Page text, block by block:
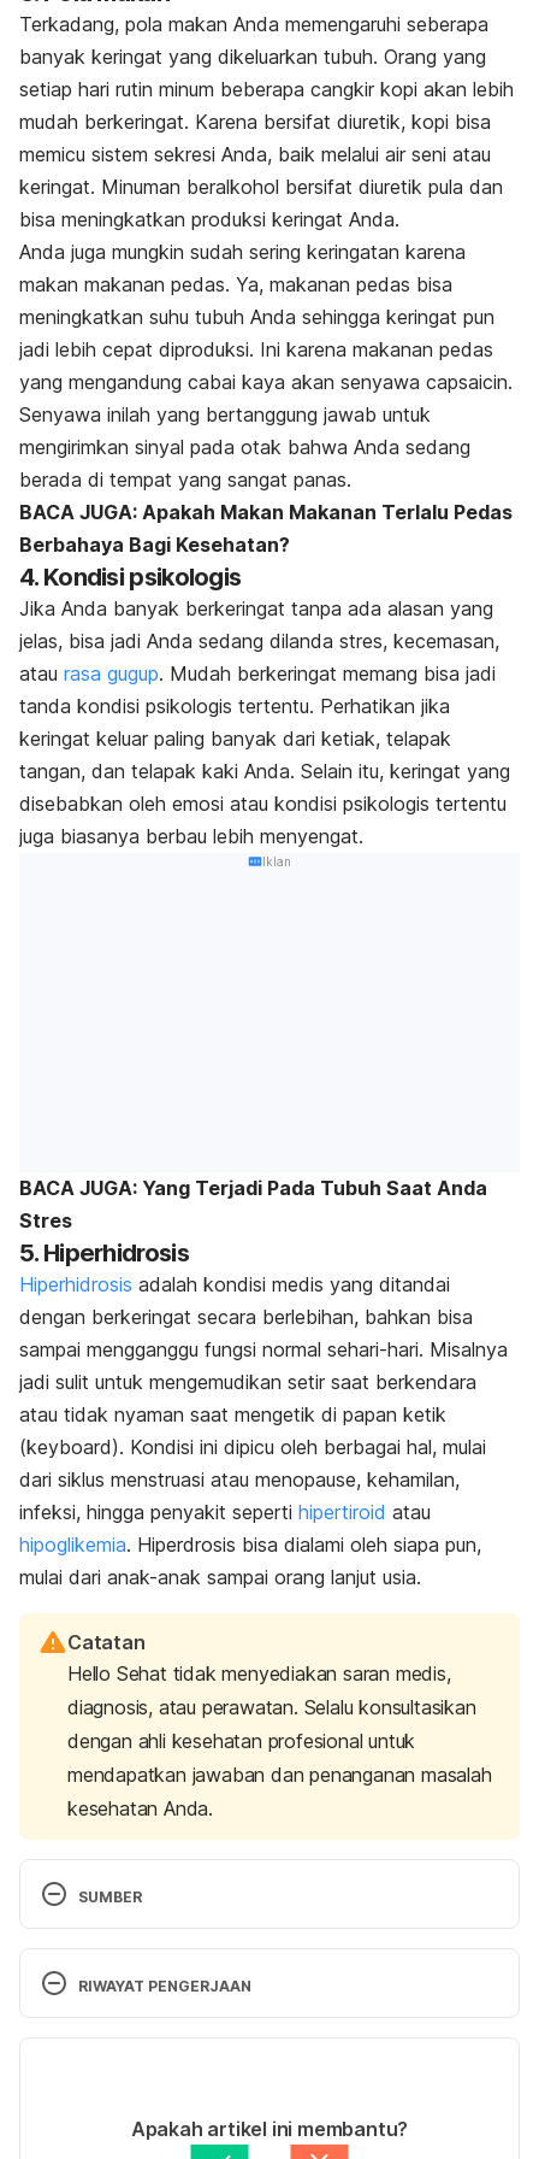
Terkadang, pola makan Anda memengaruhi seberapa
banyak keringat yang dikeluarkan tubuh. Orang yang
setiap hari rutin minum beberapa cangkir kopi akan lebih
mudah berkeringat. Karena bersifat diuretik, kopi bisa
memicu sistem sekresi Anda, baik melalui air seni atau
keringat. Minuman beralkohol bersifat diuretik pula dan
bisa meningkatkan produksi keringat Anda.
Anda juga mungkin sudah sering keringatan karena
makan makanan pedas. Ya, makanan pedas bisa
meningkatkan suhu tubuh Anda sehingga keringat pun
jadi lebih cepat diproduksi. Ini karena makanan pedas
yang mengandung cabai kaya akan senyawa capsaicin.
Senyawa inilah yang bertanggung jawab untuk
mengirimkan sinyal pada otak bahwa Anda sedang
berada di tempat yang sangat panas.
BACA JUGA: Apakah Makan Makanan Terlalu Pedas
Berbahaya Bagi Kesehatan?
4. Kondisi psikologis
Jika Anda banyak berkeringat tanpa ada alasan yang
jelas, bisa jadi Anda sedang dilanda stres, kecemasan,
atau rasa gugup. Mudah berkeringat memang bisa jadi
tanda kondisi psikologis tertentu. Perhatikan jika
keringat keluar paling banyak dari ketiak, telapak
tangan, dan telapak kaki Anda. Selain itu, keringat yang
disebabkan oleh emosi atau kondisi psikologis tertentu
juga biasanya berbau lebih menyengat.
Iklan
BACA JUGA: Yang Terjadi Pada Tubuh Saat Anda
Stres
5. Hiperhidrosis
Hiperhidrosis adalah kondisi medis yang ditandai
dengan berkeringat secara berlebihan, bahkan bisa
sampai mengganggu fungsi normal sehari-hari. Misalnya
jadi sulit untuk mengemudikan setir saat berkendara
atau tidak nyaman saat mengetik di papan ketik
(keyboard). Kondisi ini dipicu oleh berbagai hal, mulai
dari siklus menstruasi atau menopause, kehamilan,
infeksi, hingga penyakit seperti hipertiroid atau
hipoglikemia. Hiperdrosis bisa dialami oleh siapa pun,
mulai dari anak-anak sampai orang lanjut usia.
Catatan
Hello Sehat tidak menyediakan saran medis,
diagnosis, atau perawatan. Selalu konsultasikan
dengan ahli kesehatan profesional untuk
mendapatkan jawaban dan penanganan masalah
kesehatan Anda.
SUMBER
Why Do I Sweat More Than Everyone Else.
http://greatist.com/move/why-do-i-sweat-so-much
Diakses pada 6 Desember 2016.
Introduction.aspx Diakses pada 6 Desember 2016.
RIWAYAT PENGERJAAN
Ditulis oleh Irene Anindyaputri
Ditinjau secara medis oleh
dr. Andreas Wilson
Apakah artikel ini membantu?